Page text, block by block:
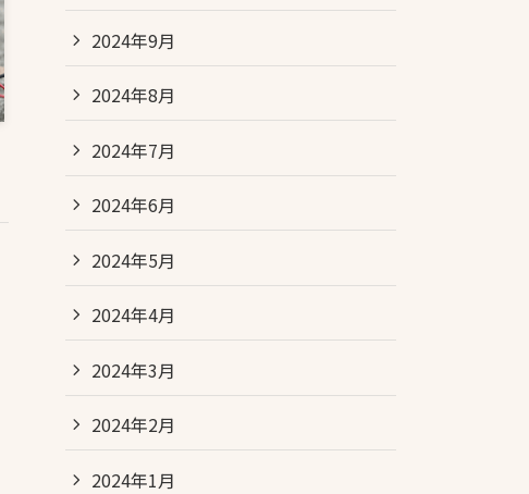
2024年9月
2024年8月
2024年7月
2024年6月
2024年5月
2024年4月
2024年3月
2024年2月
2024年1月